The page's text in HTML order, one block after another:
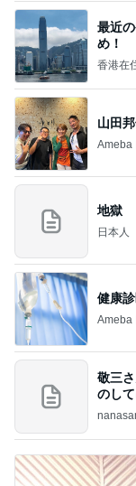
最近
め！
香港在
山田
Ameba
地獄
日本人
健康
Ameba
敬三
のし
のよ